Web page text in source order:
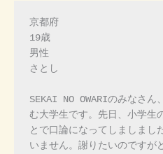
京都府
19歳
男性
さとし
SEKAI NO OWARIのみなさ
む大学生です。先日、小学生
とで口論になってしましまし
いません。謝りたいのですが